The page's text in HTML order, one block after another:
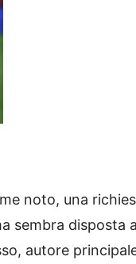
noto, una
sembra disposta
autore